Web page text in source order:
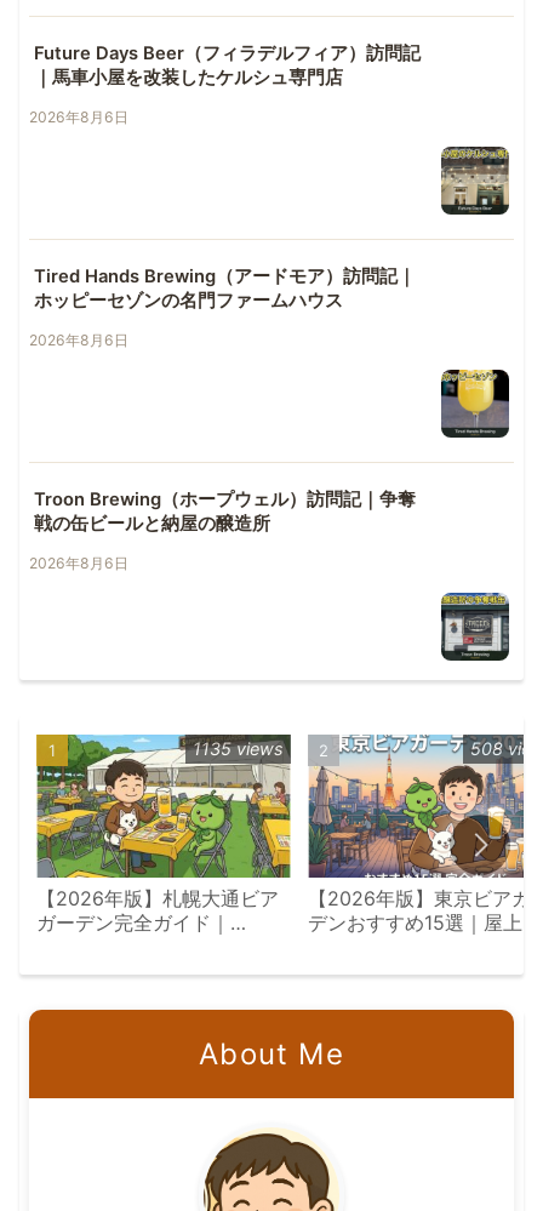
Future Days Beer（フィラデルフィア）訪問記
｜馬車小屋を改装したケルシュ専門店
2026年8月6日
Tired Hands Brewing（アードモア）訪問記｜
ホッピーセゾンの名門ファームハウス
2026年8月6日
Troon Brewing（ホープウェル）訪問記｜争奪
戦の缶ビールと納屋の醸造所
2026年8月6日
【2026年版】札幌大通ビア
ガーデン完全ガイド｜
1135 views
【2026年版】東京ビアガ
デンおすすめ15選｜屋上
イド
508
About Me